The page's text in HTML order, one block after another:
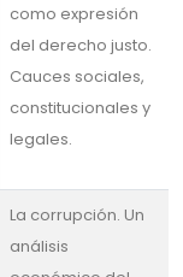
como expresión
del derecho justo.
Cauces sociales,
constitucionales y
legales.
La corrupción. Un
análisis